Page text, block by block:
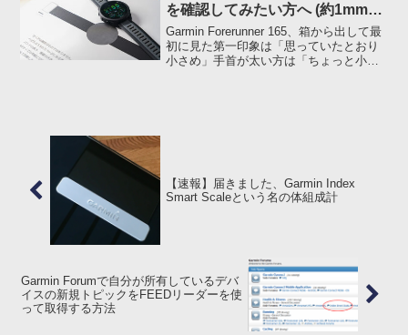
を確認してみたい方へ (約1mm誤
差)
Garmin Forerunner 165、箱から出して最
初に見た第一印象は「思っていたとおり
小さめ」手首が太い方は「ちょっと小さ
【速報】届きました、Garmin Index
Smart Scaleという名の体組成計
Garmin Forumで自分が所有しているデバ
イスの新規トピックをFEEDリーダーを使
って取得する方法